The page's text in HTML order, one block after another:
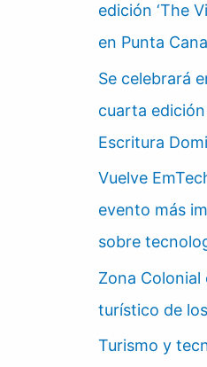
edición ‘The
en Punta
Se celebrará
cuarta
Escritura
Vuelve
evento más
sobre
Zona
turístico de
Turismo y